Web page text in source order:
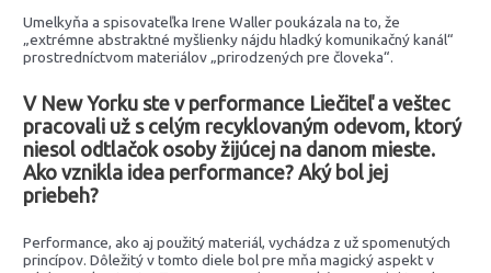
Umelkyňa a spisovateľka Irene Waller poukázala na to, že
„extrémne abstraktné myšlienky nájdu hladký komunikačný kanál“
prostredníctvom materiálov „prirodzených pre človeka“.
V New Yorku ste v performance Liečiteľ a veštec
pracovali už s celým recyklovaným odevom, ktorý
niesol odtlačok osoby žijúcej na danom mieste.
Ako vznikla idea performance? Aký bol jej
priebeh?
Performance, ako aj použitý materiál, vychádza z už spomenutých
princípov. Dôležitý v tomto diele bol pre mňa magický aspekt v